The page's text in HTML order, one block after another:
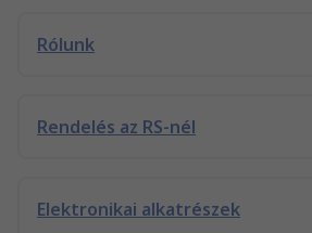
Rólunk
Rendelés az RS-nél
Elektronikai alkatrészek